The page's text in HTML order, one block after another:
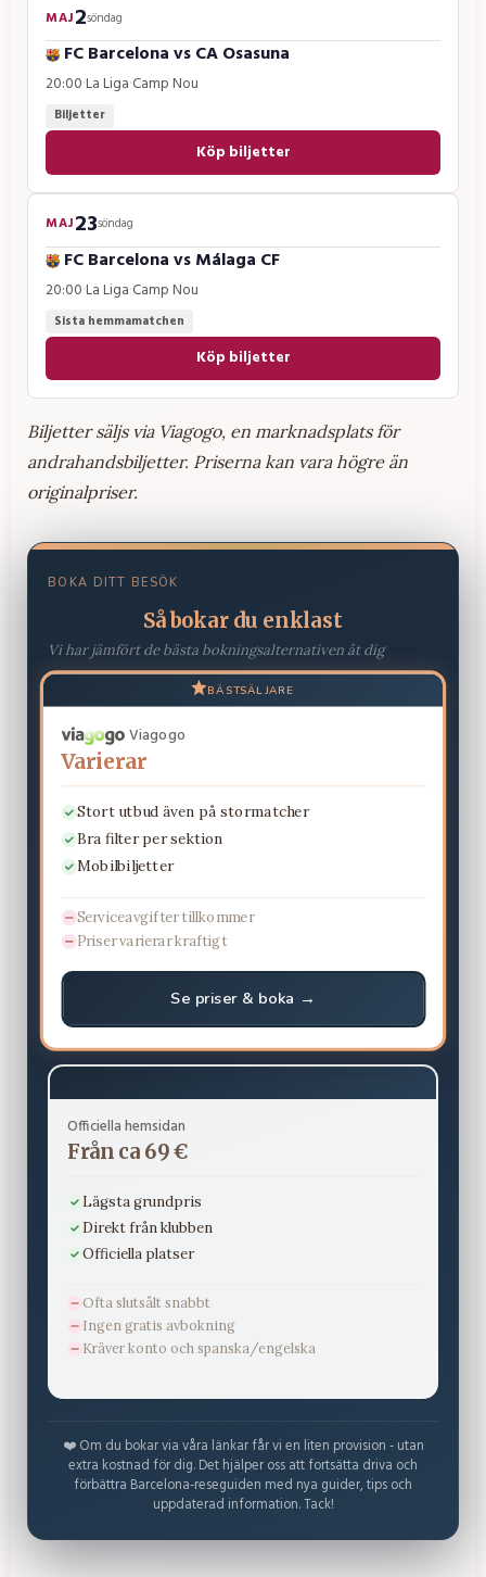
MAJ2söndag
FC BarcelonavsCA Osasuna
20:00·La Liga·Camp Nou
Biljetter
Köp biljetter
MAJ23söndag
FC BarcelonavsMálaga CF
20:00·La Liga·Camp Nou
Sista hemmamatchen
Köp biljetter
Biljetter säljs via Viagogo, en marknadsplats för
andrahandsbiljetter. Priserna kan vara högre än
originalpriser.
BOKA DITT BESÖK
Så bokar du enklast
Vi har jämfört de bästa bokningsalternativen åt dig
BÄSTSÄLJARE
Viagogo
Varierar
Stort utbud även på stormatcher
Bra filter per sektion
Mobilbiljetter
Serviceavgifter tillkommer
Priser varierar kraftigt
Se priser & boka →
Officiella hemsidan
Från ca 69 €
Lägsta grundpris
Direkt från klubben
Officiella platser
Ofta slutsålt snabbt
Ingen gratis avbokning
Kräver konto och spanska/engelska
❤️ Om du bokar via våra länkar får vi en liten provision - utan
extra kostnad för dig. Det hjälper oss att fortsätta driva och
förbättra Barcelona-reseguiden med nya guider, tips och
uppdaterad information. Tack!